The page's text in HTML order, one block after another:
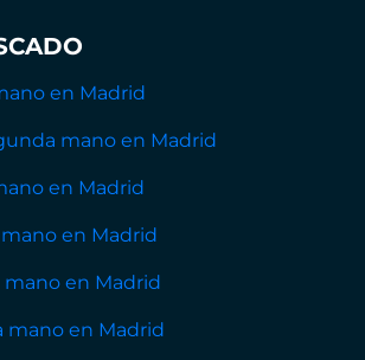
en Madrid
mano en Madrid
en Madrid
en Madrid
en Madrid
mano en Madrid